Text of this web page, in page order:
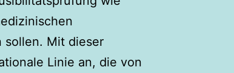
sollen. Mit dieser
Linie an, die von